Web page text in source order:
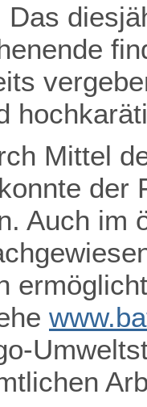
Das
Mittel
der
Auch im